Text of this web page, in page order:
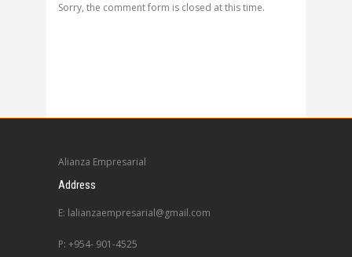
Sorry, the comment form is closed at this time.
Alianza Empresarial
Address
E: lalianzaempresarial@gmail.com
P: +954- 901-4525